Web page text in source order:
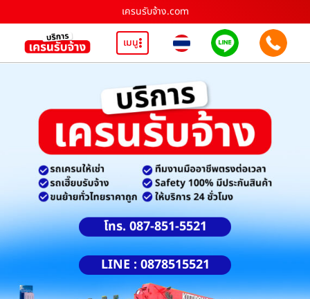
เครนรับจ้าง.com
เมนู
โทร. 087-851-5521
LINE : 0878515521